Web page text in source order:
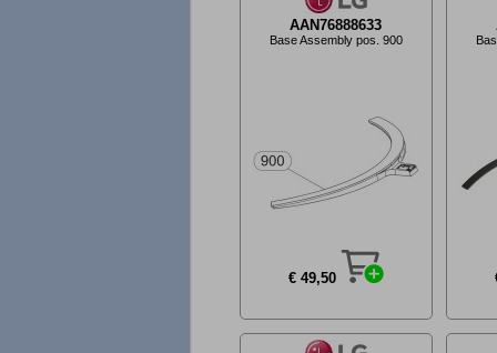
AAN76888633
Base Assembly pos. 900
€ 49,50